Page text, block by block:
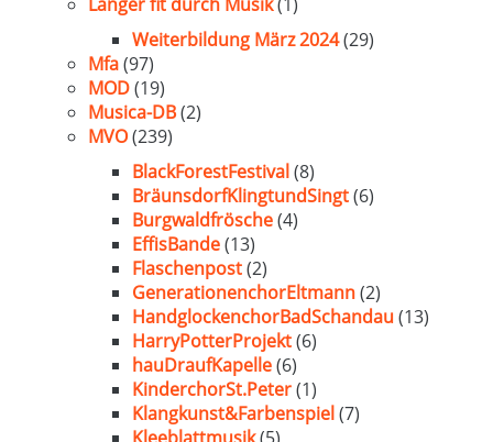
Weiterbildung März 2024(29)
Mfa(97)
MOD(19)
Musica-DB(2)
MVO(239)
BlackForestFestival(8)
BräunsdorfKlingtundSingt(6)
Burgwaldfrösche(4)
EffisBande(13)
Flaschenpost(2)
GenerationenchorEltmann(2)
HandglockenchorBadSchandau(13)
HarryPotterProjekt(6)
hauDraufKapelle(6)
KinderchorSt.Peter(1)
Klangkunst&Farbenspiel(7)